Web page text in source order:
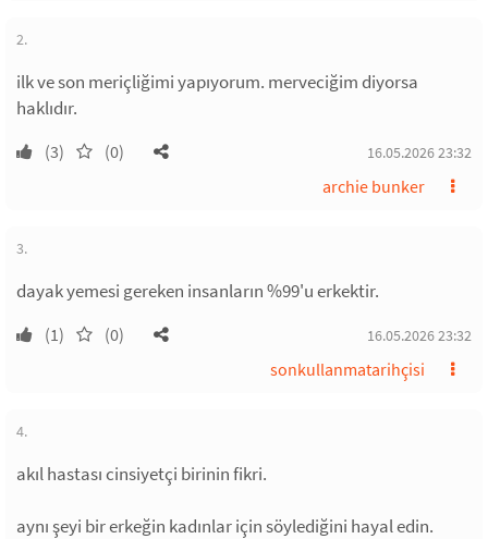
2.
ilk ve son meriçliğimi yapıyorum. merveciğim diyorsa
haklıdır.
(3) (0) 16.05.2026 23:32
archie bunker
3.
dayak yemesi gereken insanların %99'u erkektir.
(1) (0) 16.05.2026 23:32
sonkullanmatarihçisi
4.
akıl hastası cinsiyetçi birinin fikri.
aynı şeyi bir erkeğin kadınlar için söylediğini hayal edin.